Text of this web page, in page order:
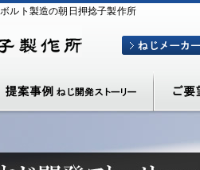
ルト製造の朝日押捻子製作所